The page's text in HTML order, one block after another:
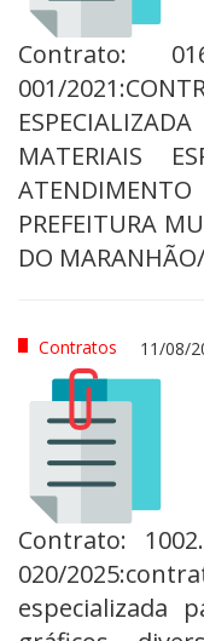
Contrato:
001/
MATERIAIS
PREFEITURA
DO
Contratos 11/08/
Contrato:
020/
especializada